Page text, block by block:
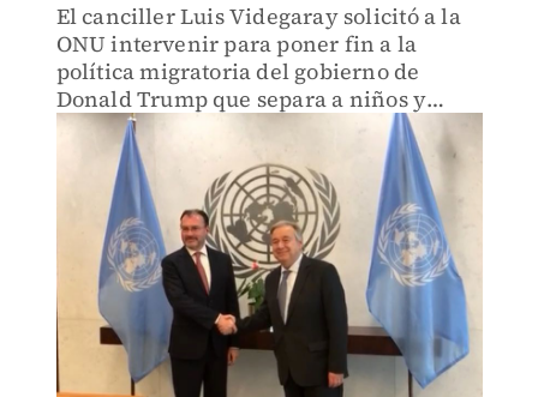
El canciller Luis Videgaray solicitó a la
ONU intervenir para poner fin a la
política migratoria del gobierno de
Donald Trump que separa a niños y
niñas migrantes de sus familias.